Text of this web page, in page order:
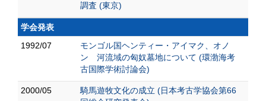
調査 (東京)
学会発表
1992/07
モンゴル国ヘンティー・アイマク、オノ
ン 河流域の匈奴墓地について (環渤海考
古国際学術討論会)
2000/05
騎馬遊牧文化の成立 (日本考古学協会第66